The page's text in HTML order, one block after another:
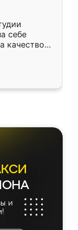
себе
качеством
уже почти
и